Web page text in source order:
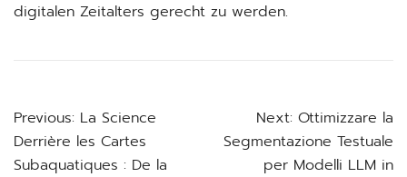
digitalen Zeitalters gerecht zu werden.
Post
navigation
Previous: La Science
Derrière les Cartes
Subaquatiques : De la
Next: Ottimizzare la
Segmentazione Testuale
per Modelli LLM in